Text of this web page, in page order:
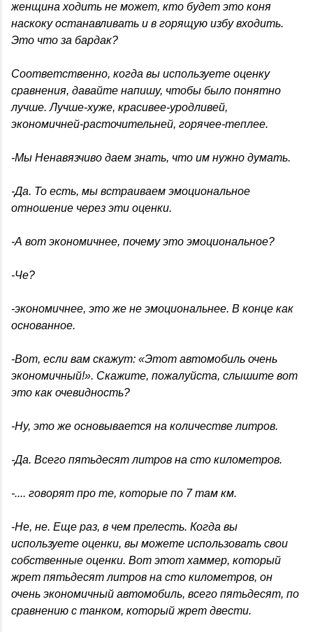
женщина ходить не может, кто будет это коня
наскоку останавливать и в горящую избу входить.
Это что за бардак?
Соответственно, когда вы используете оценку
сравнения, давайте напишу, чтобы было понятно
лучше. Лучше-хуже, красивее-уродливей,
экономичней-расточительней, горячее-теплее.
-Мы Ненавязчиво даем знать, что им нужно думать.
-Да. То есть, мы встраиваем эмоциональное
отношение через эти оценки.
-А вот экономичнее, почему это эмоциональное?
-Че?
-экономичнее, это же не эмоциональнее. В конце как
основанное.
-Вот, если вам скажут: «Этот автомобиль очень
экономичный!». Скажите, пожалуйста, слышите вот
это как очевидность?
-Ну, это же основывается на количестве литров.
-Да. Всего пятьдесят литров на сто километров.
-.... говорят про те, которые по 7 там км.
-Не, не. Еще раз, в чем прелесть. Когда вы
используете оценки, вы можете использовать свои
собственные оценки. Вот этот хаммер, который
жрет пятьдесят литров на сто километров, он
очень экономичный автомобиль, всего пятьдесят, по
сравнению с танком, который жрет двести.